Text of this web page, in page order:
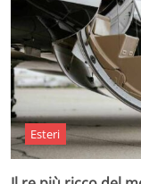
Esteri